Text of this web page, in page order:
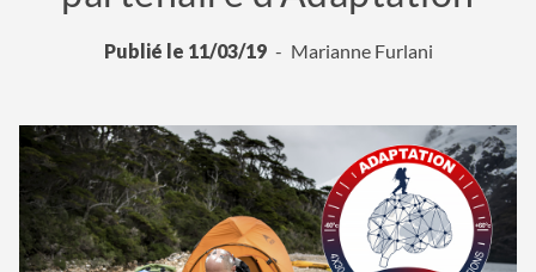
Publié le 11/03/19 Marianne Furlani